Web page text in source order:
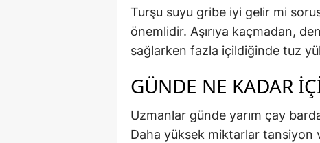
Turşu suyu gribe iyi gelir mi
önemlidir. Aşırıya kaçmadan,
sağlarken fazla içildiğinde tuz
GÜNDE NE KADAR
Uzmanlar günde yarım çay
Daha yüksek miktarlar tansiyon